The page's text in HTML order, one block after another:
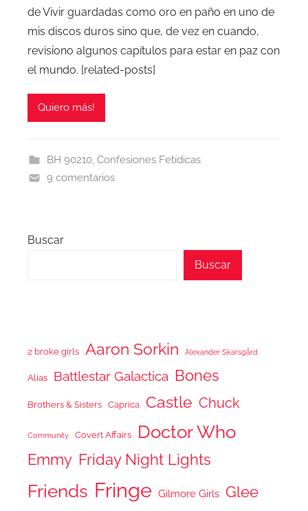
de Vivir guardadas como oro en paño en uno de
mis discos duros sino que, de vez en cuando,
revisiono algunos capítulos para estar en paz con
el mundo. [related-posts]
Quiero más!
BH 90210, Confesiones Fetídicas
9 comentarios
Buscar
Buscar
2 broke girls Aaron Sorkin Alexander Skarsgård
Alias Battlestar Galactica Bones
Brothers & Sisters Caprica Castle Chuck
Community Covert Affairs Doctor Who
Emmy Friday Night Lights
Friends Fringe Gilmore Girls Glee